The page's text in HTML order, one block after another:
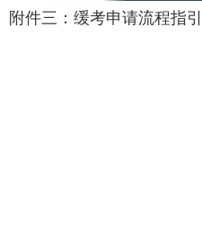
附件三：缓考申请流程指